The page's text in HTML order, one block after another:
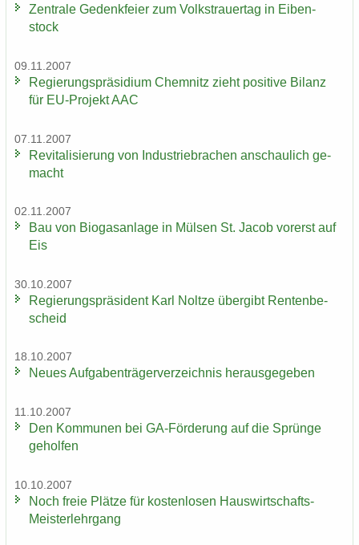
Zen­tra­le Ge­denk­fei­er zum Volks­trau­er­tag in Ei­ben­
stock
09.11.2007
Re­gie­rungs­prä­si­di­um Chem­nitz zieht po­si­ti­ve Bi­lanz
für EU-​Projekt AAC
07.11.2007
Re­vi­ta­li­sie­rung von In­dus­trie­bra­chen an­schau­lich ge­
macht
02.11.2007
Bau von Bio­gas­an­la­ge in Mül­sen St. Jacob vor­erst auf
Eis
30.10.2007
Re­gie­rungs­prä­si­dent Karl Nolt­ze über­gibt Ren­ten­be­
scheid
18.10.2007
Neues Auf­ga­ben­trä­ger­ver­zeich­nis her­aus­ge­ge­ben
11.10.2007
Den Kom­mu­nen bei GA-​Förderung auf die Sprün­ge
ge­hol­fen
10.10.2007
Noch freie Plät­ze für kos­ten­lo­sen Hauswirtschafts-​
Meisterlehrgang